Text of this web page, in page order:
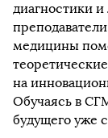
диагностики
медицины
на
Обучаясь в
будущего уже